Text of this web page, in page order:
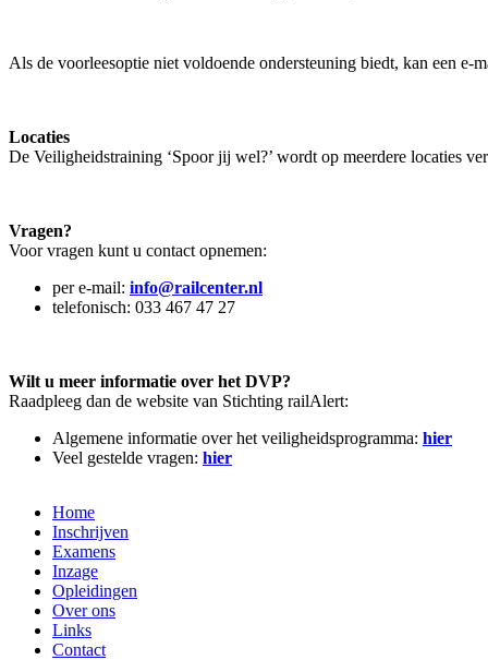
Als de voorleesoptie niet voldoende ondersteuning biedt, kan een e-
Locaties
De Veiligheidstraining ‘Spoor jij wel?’ wordt op meerdere locaties
Vragen?
Voor vragen kunt u contact opnemen:
per e-mail: info@railcenter.nl
telefonisch: 033 467 47 27
Wilt u meer informatie over het DVP?
Raadpleeg dan de website van Stichting railAlert:
Algemene informatie over het veiligheidsprogramma: hier
Veel gestelde vragen: hier
Home
Inschrijven
Examens
Inzage
Opleidingen
Over ons
Links
Contact